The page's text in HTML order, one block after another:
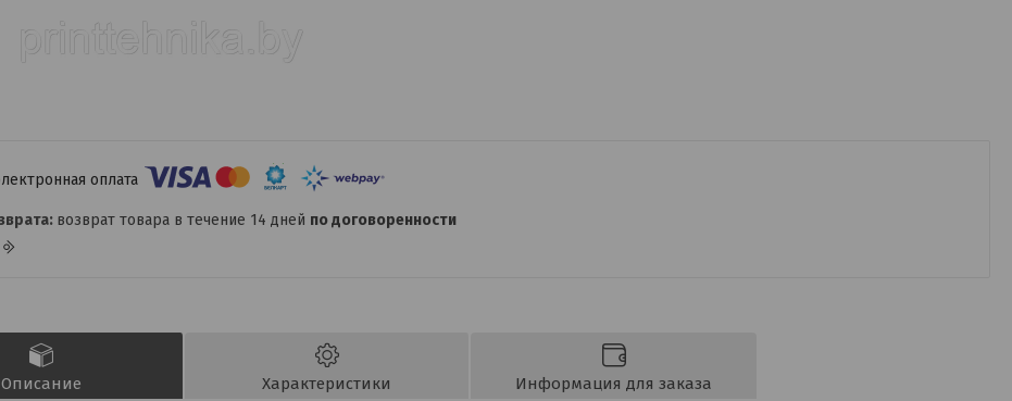
возврат товара в течение 14 дней по договоренности
Описание Характеристики Информация для заказа